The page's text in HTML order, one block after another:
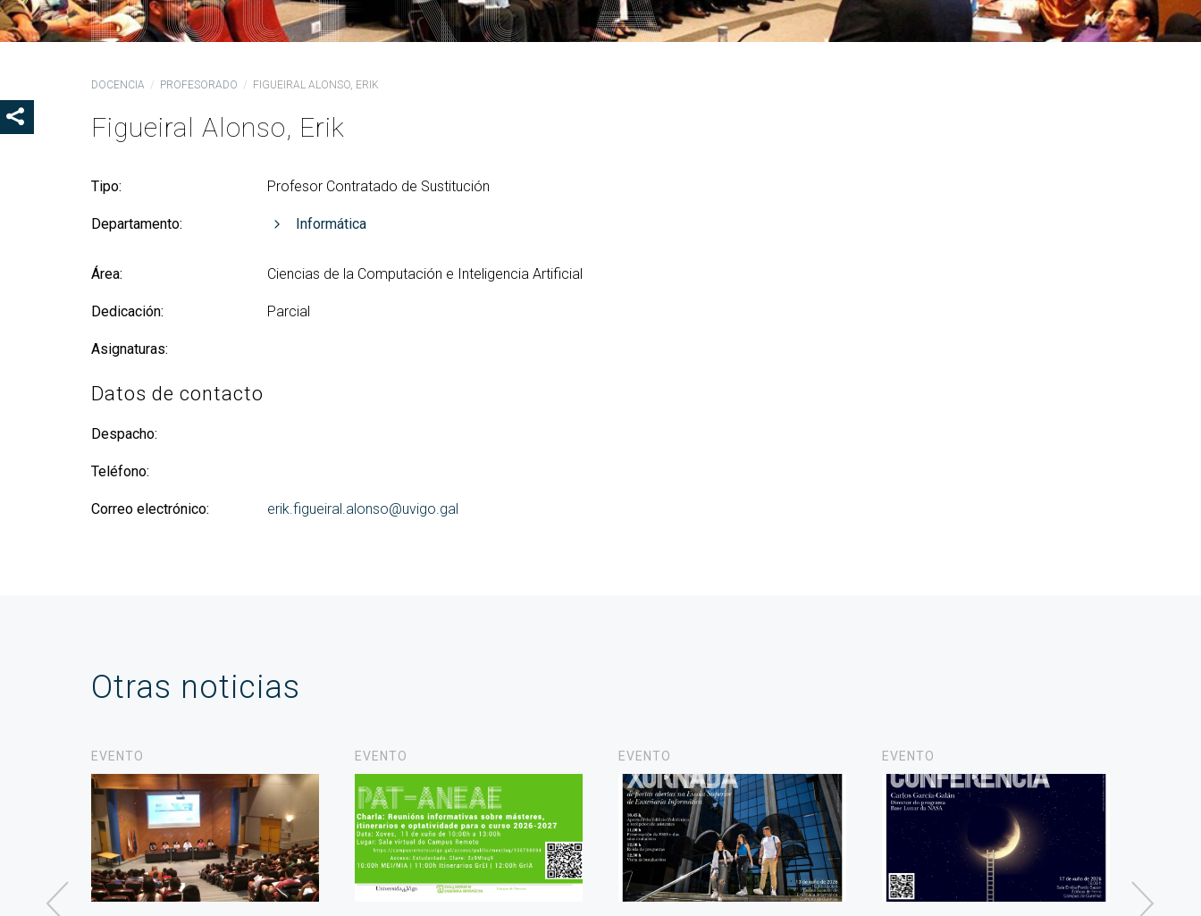
Órganos de gobierno
Coordinación
Colegios profesionales
profesorado nuevo
extracurriculares
Prácticas en empresa
PARS Grado y Máster en
Ingeniería Informática
títulos
Reconocimientos de calidad
DOCENCIA PROFESORADO FIGUEIRAL ALONSO, ERIK
Figueiral Alonso, Erik
Tipo: Profesor Contratado de Sustitución
Departamento: Informática
Área: Ciencias de la Computación e Inteligencia Artificial
Dedicación: Parcial
Asignaturas:
Datos de contacto
Despacho:
Teléfono:
Correo electrónico: erik.figueiral.alonso@uvigo.gal
Otras noticias
EVENTO EVENTO EVENTO EVENTO
SHOW SHARE BUTTONS